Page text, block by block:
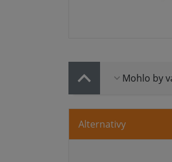
Mohlo by
Alternativy